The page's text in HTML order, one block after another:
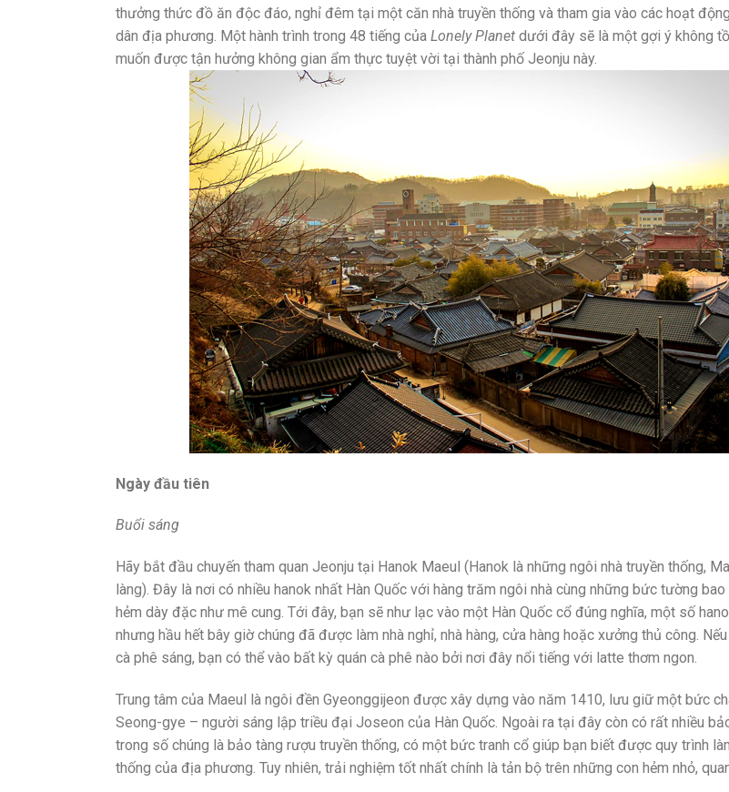
thưởng thức đồ ăn độc đáo, nghỉ đêm tại một căn nhà truyền thống và tham gia vào các hoạt
dân địa phương. Một hành trình trong 48 tiếng của Lonely Planet dưới đây sẽ là một gợi ý không
muốn được tận hưởng không gian ẩm thực tuyệt vời tại thành phố Jeonju này.
Ngày đầu tiên
Buổi sáng
Hãy bắt đầu chuyến tham quan Jeonju tại Hanok Maeul (Hanok là những ngôi nhà truyền thống,
làng). Đây là nơi có nhiều hanok nhất Hàn Quốc với hàng trăm ngôi nhà cùng những bức tường
hẻm dày đặc như mê cung. Tới đây, bạn sẽ như lạc vào một Hàn Quốc cổ đúng nghĩa, một số
nhưng hầu hết bây giờ chúng đã được làm nhà nghỉ, nhà hàng, cửa hàng hoặc xưởng thủ công.
cà phê sáng, bạn có thể vào bất kỳ quán cà phê nào bởi nơi đây nổi tiếng với latte thơm ngon.
Trung tâm của Maeul là ngôi đền Gyeonggijeon được xây dựng vào năm 1410, lưu giữ một bức
Seong-gye – người sáng lập triều đại Joseon của Hàn Quốc. Ngoài ra tại đây còn có rất nhiều
trong số chúng là bảo tàng rượu truyền thống, có một bức tranh cổ giúp bạn biết được quy trình
thống của địa phương. Tuy nhiên, trải nghiệm tốt nhất chính là tản bộ trên những con hẻm nhỏ,